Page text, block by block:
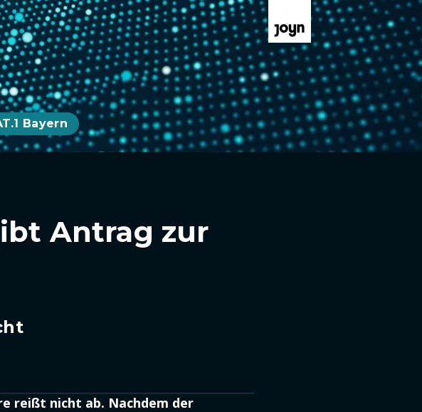
Bayern
Antrag zur
reißt nicht ab. Nachdem der